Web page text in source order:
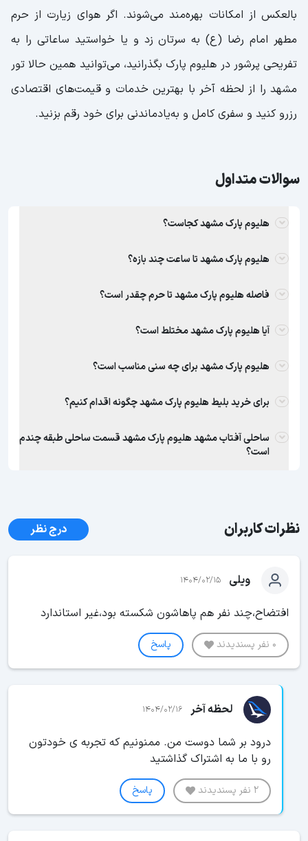
بالعکس از امکانات بهره‌مند می‌شوند. اگر هوای زیارت از حرم
مطهر امام رضا (ع) به سرتان زد و یا خواستید ساعاتی را به
تفریحی پرشور در هلیوم پارک بگذرانید، می‌توانید همین حالا تور
مشهد را از لحظه آخر با بهترین خدمات و قیمت‌های اقتصادی
رزرو کنید و سفری کامل و به‌یادماندنی برای خود رقم بزنید.
سوالات متداول
هلیوم پارک مشهد کجاست؟
هلیوم پارک مشهد تا ساعت چند بازه؟
فاصله هلیوم پارک مشهد تا حرم چقدر است؟
آیا هلیوم پارک مشهد مختلط است؟
هلیوم پارک مشهد برای چه سنی مناسب است؟
برای خرید بلیط هلیوم پارک مشهد چگونه اقدام کنیم؟
ساحلی آفتاب مشهد هلیوم پارک مشهد قسمت ساحلی طبقه چندم
است؟
نظرات کاربران درج نظر
ویلی 1404/02/15
افتضاح،چند نفر هم پاهاشون شکسته بود،غیر استاندارد
0 نفر پسندیدند پاسخ
لحظه آخر 1404/02/16
درود بر شما دوست من. ممنونیم که تجربه ی خودتون
رو با ما به اشتراک گذاشتید
2 نفر پسندیدند پاسخ